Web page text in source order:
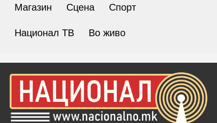
Магазин Сцена Спорт
Национал ТВ Во живо